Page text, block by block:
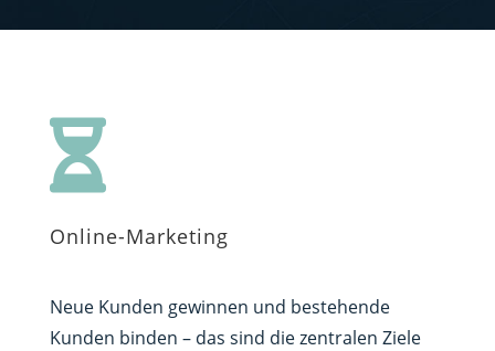

Online-Marketing
Neue Kunden gewinnen und bestehende
Kunden binden – das sind die zentralen Ziele